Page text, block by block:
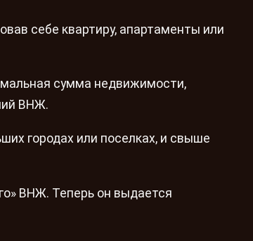
себе квартиру, апартаменты или
сумма недвижимости,
ВНЖ.
городах или поселках, и свыше
ВНЖ. Теперь он выдается